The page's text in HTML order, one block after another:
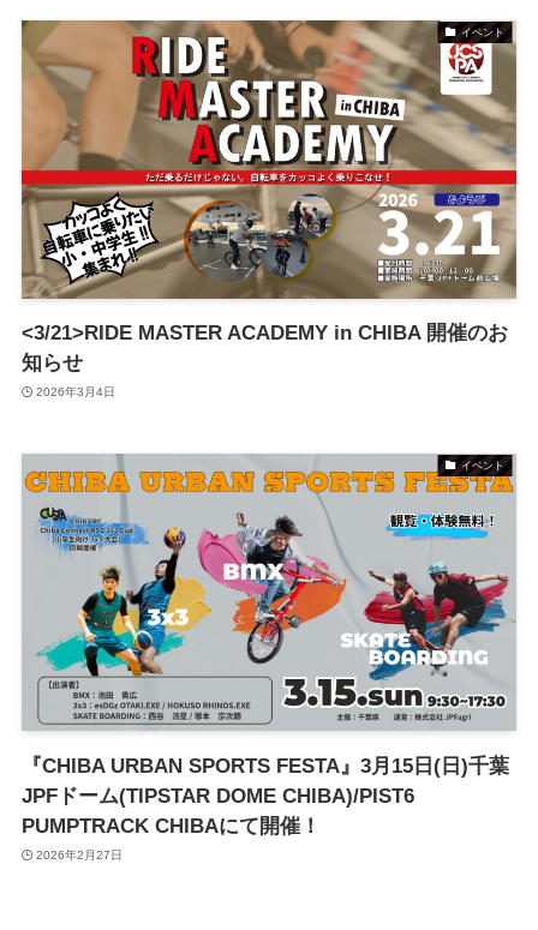
イベント
<3/21>RIDE MASTER ACADEMY in CHIBA 開催のお
知らせ
2026年3月4日
イベント
『CHIBA URBAN SPORTS FESTA』3月15日(日)千葉
JPFドーム(TIPSTAR DOME CHIBA)/PIST6
PUMPTRACK CHIBAにて開催！
2026年2月27日